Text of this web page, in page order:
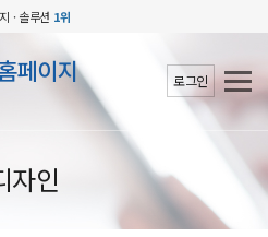
· 솔루션 1위
페이지 로그인
자인